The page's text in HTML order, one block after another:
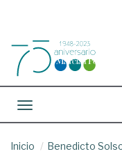
Toggle navigation
Inicio Benedicto